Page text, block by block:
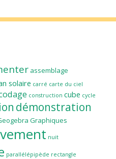
assemblage
solaire carré carte du ciel
construction cube cycle
démonstration
Graphiques
nuit
parallélépipède rectangle